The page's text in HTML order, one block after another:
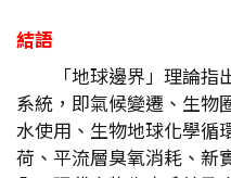
結語
「地球邊界」理論
系統，即氣候變遷、生物
水使用、生物地球化學循
荷、平流層臭氧消耗、